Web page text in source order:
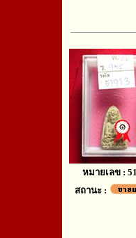
หมายเลข :
สถานะ :